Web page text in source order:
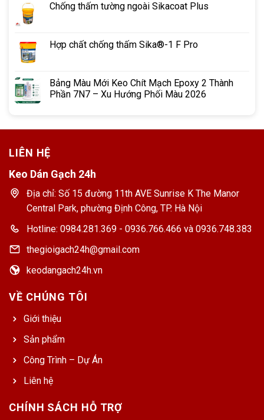
Chống thấm tường ngoài Sikacoat Plus
Hợp chất chống thấm Sika®-1 F Pro
Bảng Màu Mới Keo Chít Mạch Epoxy 2 Thành
Phần 7N7 – Xu Hướng Phối Màu 2026
LIÊN HỆ
Keo Dán Gạch 24h
Địa chỉ: Số 15 đường 11th AVE Sunrise K The Manor
Central Park, phường Định Công, TP. Hà Nội
Hotline: 0984.281.369 - 0936.766.466 và 0936.748.383
thegioigach24h@gmail.com
keodangach24h.vn
VỀ CHÚNG TÔI
Giới thiệu
Sản phẩm
Công Trình – Dự Án
Liên hệ
CHÍNH SÁCH HỖ TRỢ